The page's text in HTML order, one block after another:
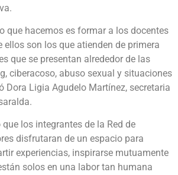
que hacemos es formar a los docentes
ellos son los que atienden de primera
que se presentan alrededor de las
ciberacoso, abuso sexual y situaciones
Dora Ligia Agudelo Martínez, secretaria
los integrantes de la Red de
disfrutaran de un espacio para
experiencias, inspirarse mutuamente
solos en una labor tan humana